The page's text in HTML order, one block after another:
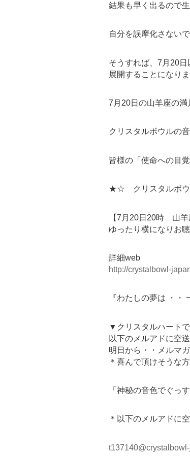
結果も早く出るので
自分を誤摩化さない
そうすれば、7月20
展開することになりま
7月20日の山羊座の満
クリスタルボウルの
皆様の「使命への目
★☆ クリスタルボ
【7月20日20時 山
ゆったり横になりお
詳細web
http://crystalbowl-
『わたしの夢は ・・
▼クリスタルハート
以下のメルアドに空
明日から・・メルマ
＊喜んで頂けそうな
「神秘の音色でぐっ
＊以下のメルアドに